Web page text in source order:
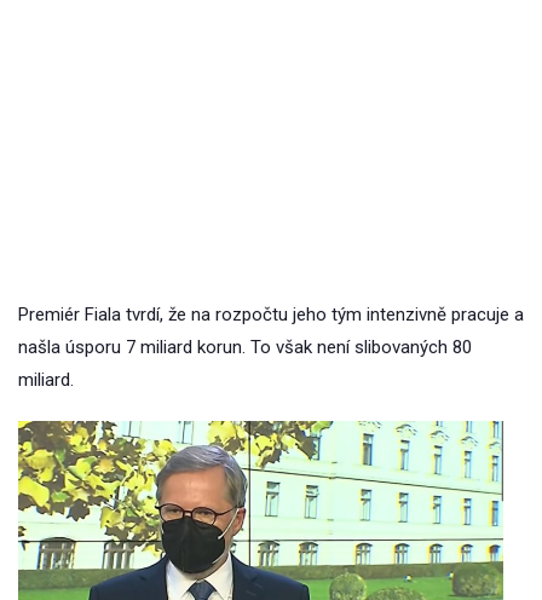
Premiér Fiala tvrdí, že na rozpočtu jeho tým intenzivně pracuje a
našla úsporu 7 miliard korun. To však není slibovaných 80
miliard.